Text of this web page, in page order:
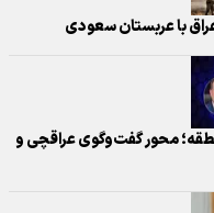
با عربستان سعودی
محور گفت‌وگوی عراقچی و